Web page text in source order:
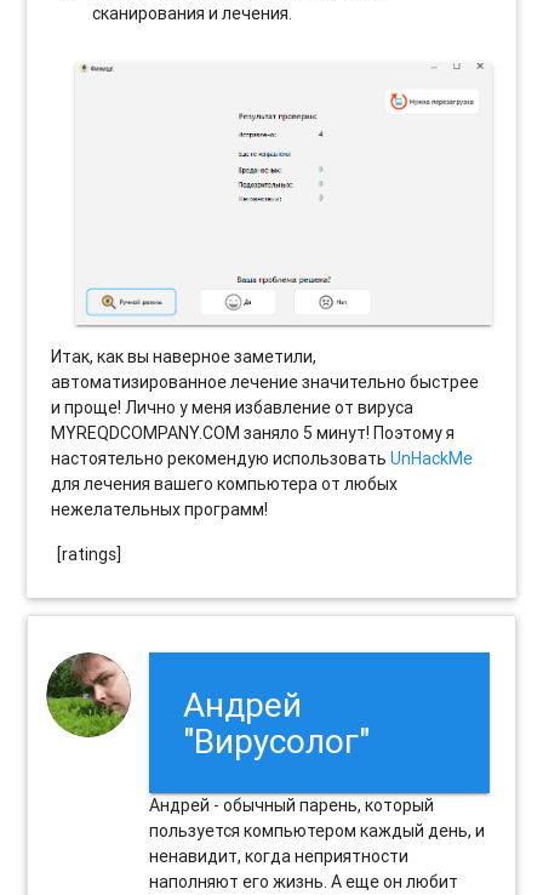
сканирования и лечения.
Итак, как вы наверное заметили,
автоматизированное лечение значительно быстрее
и проще! Лично у меня избавление от вируса
MYREQDCOMPANY.COM заняло 5 минут! Поэтому я
настоятельно рекомендую использоватьUnHackMe
для лечения вашего компьютера от любых
нежелательных программ!
[ratings]
Андрей
"Вирусолог"
Андрей - обычный парень, который
пользуется компьютером каждый день, и
ненавидит, когда неприятности
наполняют его жизнь. А еще он любит